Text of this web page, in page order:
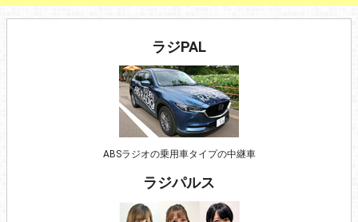
ラジPAL
ABSラジオの乗用車タイプの中継車
ラジパルス